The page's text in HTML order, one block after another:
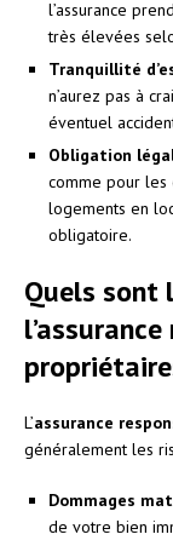
l’assurance
très élevées
Tranquillité
n’aurez pas à
éventuel
Obligation
comme pour
logements en
obligatoire.
Quels sont
L’assurance
généralement les
Dommages
de votre bien